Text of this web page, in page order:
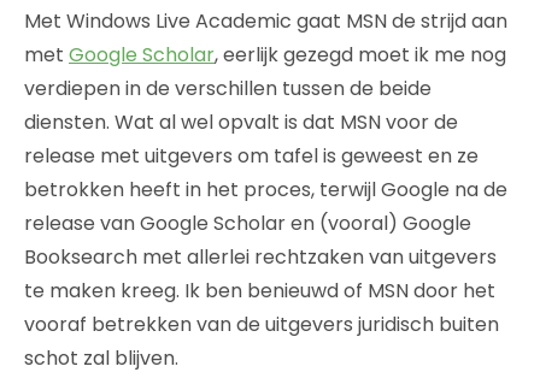
Met Windows Live Academic gaat MSN de strijd aan
met Google Scholar, eerlijk gezegd moet ik me nog
verdiepen in de verschillen tussen de beide
diensten. Wat al wel opvalt is dat MSN voor de
release met uitgevers om tafel is geweest en ze
betrokken heeft in het proces, terwijl Google na de
release van Google Scholar en (vooral) Google
Booksearch met allerlei rechtzaken van uitgevers
te maken kreeg. Ik ben benieuwd of MSN door het
vooraf betrekken van de uitgevers juridisch buiten
schot zal blijven.